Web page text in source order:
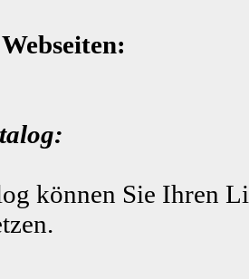
können Sie Ihren